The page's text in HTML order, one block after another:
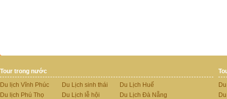
Tour trong nước
Du lịch Vĩnh Phúc
Du lịch Phú Thọ
Du Lịch sinh thái
Du Lịch lễ hội
Du Lịch Huế
Du Lịch Đà Nẵng